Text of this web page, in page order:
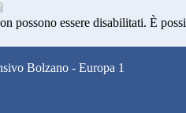
possono essere disabilitati. È
Bolzano - Europa 1